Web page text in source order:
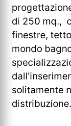
di 250 mq.,
finestre,
mondo
solitamente
distribuzione.